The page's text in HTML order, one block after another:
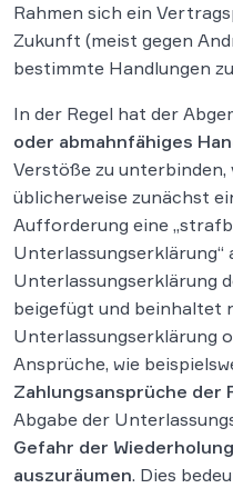
Rahmen sich ein
Zukunft (meist gegen
bestimmte Handlungen
In der Regel hat der
oder abmahnfähiges
Verstöße zu
üblicherweise zunächst
Aufforderung eine
Unterlassungserklärung“
Unterlassungserklärung
beigefügt und beinhaltet
Unterlassungserklärung
Ansprüche, wie
Zahlungsansprüche der
Abgabe der
Gefahr der
auszuräumen. Dies